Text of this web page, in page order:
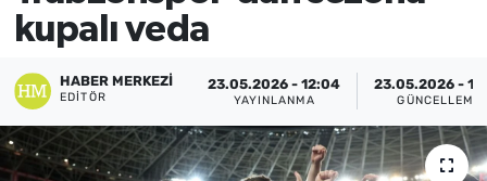
kupalı veda
HABER MERKEZI
EDITÖR
23.05.2026 - 12:04
YAYINLANMA
23.05.2026 -
GÜNCELLEME